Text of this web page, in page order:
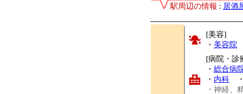
駅周辺の情報 : 居酒
[美容]
・ 美容院
[病院・診
・ 総合病
・ 内科 ・
・神経、